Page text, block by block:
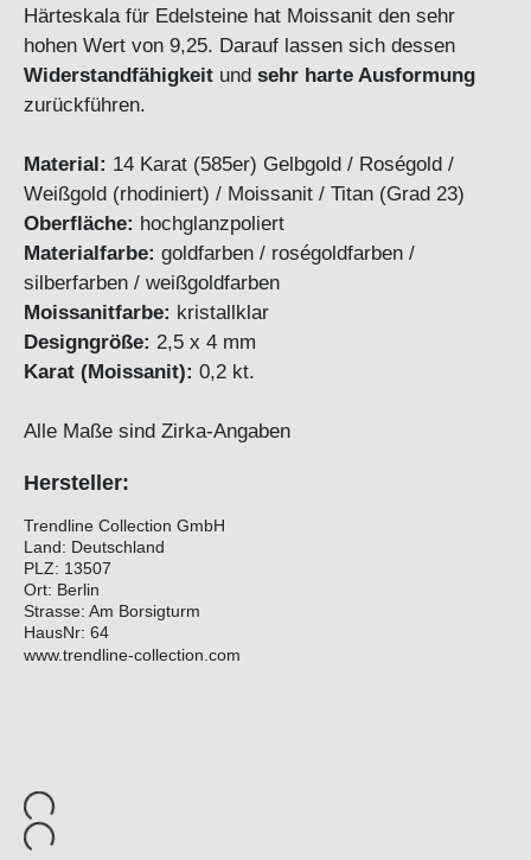
Härteskala für Edelsteine hat Moissanit den sehr
hohen Wert von 9,25. Darauf lassen sich dessen
Widerstandfähigkeit und sehr harte Ausformung
zurückführen.
Material: 14 Karat (585er) Gelbgold / Roségold /
Weißgold (rhodiniert) / Moissanit / Titan (Grad 23)
Oberfläche: hochglanzpoliert
Materialfarbe: goldfarben / roségoldfarben /
silberfarben / weißgoldfarben
Moissanitfarbe: kristallklar
Designgröße: 2,5 x 4 mm
Karat (Moissanit): 0,2 kt.
Alle Maße sind Zirka-Angaben
Hersteller:
Trendline Collection GmbH
Land: Deutschland
PLZ: 13507
Ort: Berlin
Strasse: Am Borsigturm
HausNr: 64
www.trendline-collection.com